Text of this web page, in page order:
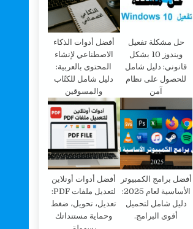
حل مشكلة تفعيل
ويندوز 10 بشكل
قانوني: دليل شامل
للحصول على نظام
آمن
أفضل أدوات الذكاء
الاصطناعي لإنشاء
المحتوى بالعربية:
دليل شامل للكتّاب
والمسوقين
أفضل برامج الكمبيوتر
الأساسية لعام 2025:
دليل شامل لتحميل
أقوى البرامج.
أفضل أدوات أونلاين
لتعديل ملفات PDF:
تعديل، تحويل، ضغط
وحماية مستنداتك